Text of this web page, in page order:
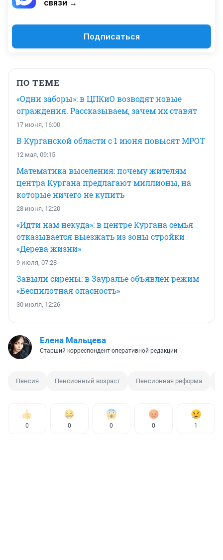
связи →
Подписаться
ПО ТЕМЕ
«Одни заборы»: в ЦПКиО возводят новые
ограждения. Рассказываем, зачем их ставят
17 июня, 16:00
В Курганской области с 1 июня повысят МРОТ
12 мая, 09:15
Математика выселения: почему жителям
центра Кургана предлагают миллионы, на
которые ничего не купить
28 июня, 12:20
«Идти нам некуда»: в центре Кургана семья
отказывается выезжать из зоны стройки
«Дерева жизни»
9 июля, 07:28
Завыли сирены: в Зауралье объявлен режим
«Беспилотная опасность»
30 июля, 12:26
Елена Мальцева
Старший корреспондент оперативной редакции
Пенсия Пенсионный возраст Пенсионная реформа
0 0 0 0 1